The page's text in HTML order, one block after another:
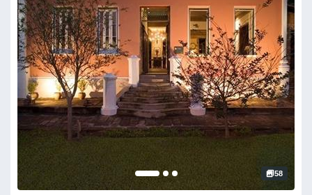
58